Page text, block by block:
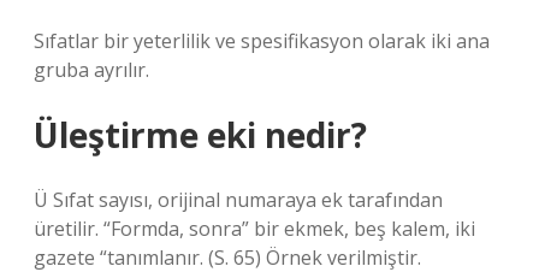
Sıfatlar bir yeterlilik ve spesifikasyon olarak iki ana
gruba ayrılır.
Üleştirme eki nedir?
Ü Sıfat sayısı, orijinal numaraya ek tarafından
üretilir. “Formda, sonra” bir ekmek, beş kalem, iki
gazete “tanımlanır. (S. 65) Örnek verilmiştir.